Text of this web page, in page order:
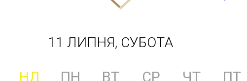
11 ЛИПНЯ, СУБОТА
НД ПН ВТ СР ЧТ ПТ